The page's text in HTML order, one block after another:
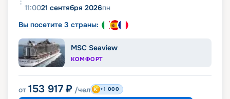
11:0021 сентября 2026пн
Вы посетите 3 страны:
MSC Seaview
КОМФОРТ
от 153 917 ₽ /чел +1 000